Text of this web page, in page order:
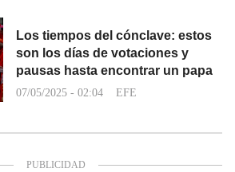
Los tiempos del cónclave: estos
son los días de votaciones y
pausas hasta encontrar un papa
07/05/2025 - 02:04 EFE